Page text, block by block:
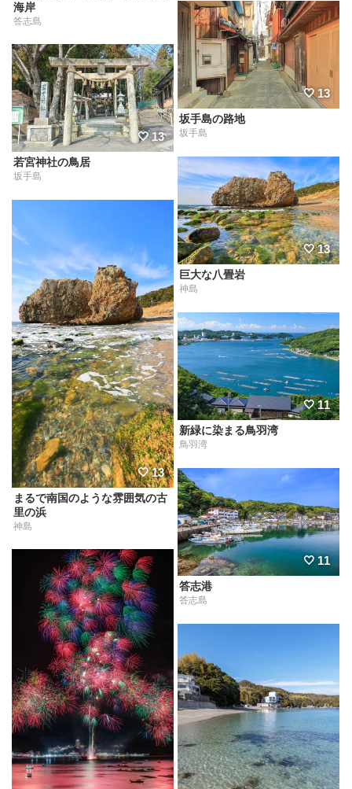
海岸
答志島
13
坂手島の路地
坂手島
13
若宮神社の鳥居
坂手島
13
巨大な八畳岩
神島
13
まるで南国のような雰囲気の古
里の浜
神島
11
新緑に染まる鳥羽湾
鳥羽湾
11
答志港
答志島